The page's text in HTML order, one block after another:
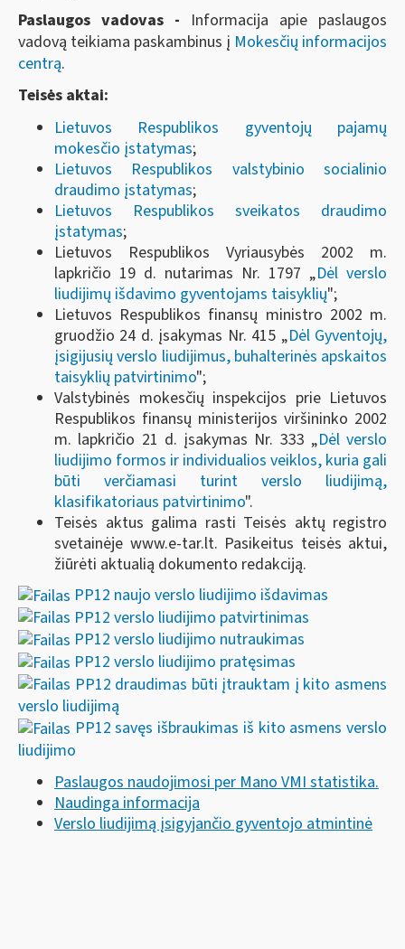
Paslaugos vadovas - Informacija apie paslaugos
vadovą teikiama paskambinus į Mokesčių informacijos
centrą.
Teisės aktai:
Lietuvos Respublikos gyventojų pajamų
mokesčio įstatymas;
Lietuvos Respublikos valstybinio socialinio
draudimo įstatymas;
Lietuvos Respublikos sveikatos draudimo
įstatymas;
Lietuvos Respublikos Vyriausybės 2002 m.
lapkričio 19 d. nutarimas Nr. 1797 „Dėl verslo
liudijimų išdavimo gyventojams taisyklių";
Lietuvos Respublikos finansų ministro 2002 m.
gruodžio 24 d. įsakymas Nr. 415 „Dėl Gyventojų,
įsigijusių verslo liudijimus, buhalterinės apskaitos
taisyklių patvirtinimo";
Valstybinės mokesčių inspekcijos prie Lietuvos
Respublikos finansų ministerijos viršininko 2002
m. lapkričio 21 d. įsakymas Nr. 333 „Dėl verslo
liudijimo formos ir individualios veiklos, kuria gali
būti verčiamasi turint verslo liudijimą,
klasifikatoriaus patvirtinimo".
Teisės aktus galima rasti Teisės aktų registro
svetainėje www.e-tar.lt. Pasikeitus teisės aktui,
žiūrėti aktualią dokumento redakciją.
PP12 naujo verslo liudijimo išdavimas
PP12 verslo liudijimo patvirtinimas
PP12 verslo liudijimo nutraukimas
PP12 verslo liudijimo pratęsimas
PP12 draudimas būti įtrauktam į kito asmens
verslo liudijimą
PP12 savęs išbraukimas iš kito asmens verslo
liudijimo
Paslaugos naudojimosi per Mano VMI statistika.
Naudinga informacija
Verslo liudijimą įsigyjančio gyventojo atmintinė